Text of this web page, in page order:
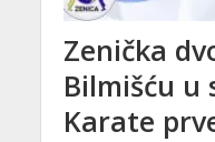
Zenička
Bilmišću u
Karate